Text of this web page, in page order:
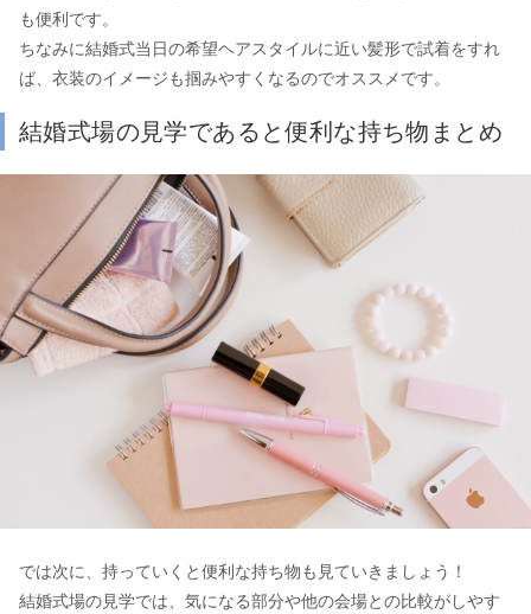
も便利です。
ちなみに結婚式当日の希望ヘアスタイルに近い髪形で試着をすれ
ば、衣装のイメージも掴みやすくなるのでオススメです。
結婚式場の見学であると便利な持ち物まとめ
では次に、持っていくと便利な持ち物も見ていきましょう！
結婚式場の見学では、気になる部分や他の会場との比較がしやす